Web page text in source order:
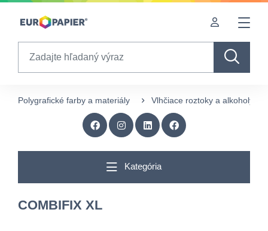
Table Of Content
Polygrafické farby a materiály Vlhčiace roztoky a alkoholy
Kategória
COMBIFIX XL